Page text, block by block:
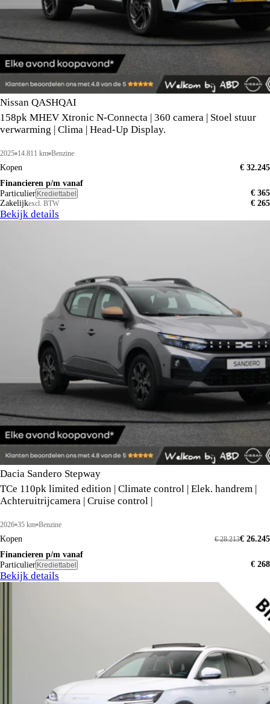
Nissan QASHQAI
158pk MHEV Xtronic N-Connecta | 360 camera | Stoel stuur
verwarming | Clima | Head-Up Display.
2025 14.811 km Benzine
Kopen
€ 32.245
Financieren p/m vanaf
Particulier Krediettabel
€ 365
Zakelijkexcl. BTW € 265
Bekijk details
Dacia Sandero Stepway
TCe 110pk limited edition | Climate control | Elek. handrem |
Achteruitrijcamera | Cruise control |
2026 35 km Benzine
Kopen € 26.245
€ 28.213
Financieren p/m vanaf
Particulier Krediettabel € 268
Bekijk details